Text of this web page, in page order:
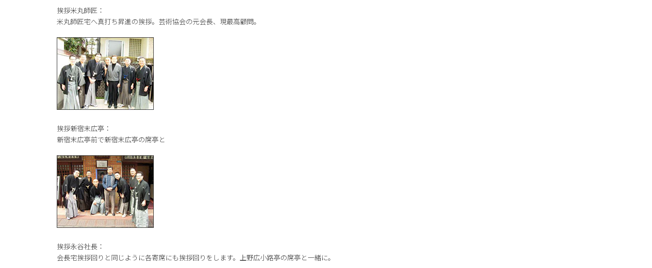
挨拶米丸師匠：
米丸師匠宅へ真打ち昇進の挨拶。芸術協会の元会長、現最高顧問。
挨拶新宿末広亭：
新宿末広亭前で新宿末広亭の席亭と
挨拶永谷社長：
会長宅挨拶回りと同じように各寄席にも挨拶回りをします。上野広小路亭の席亭と一緒に。